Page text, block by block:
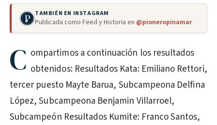
TAMBIÉN EN INSTAGRAM
Publicada como Feed y Historia en @pioneropinamar
C ompartimos a continuación los resultados
obtenidos: Resultados Kata: Emiliano Rettori,
tercer puesto Mayte Barua, Subcampeona Delfina
López, Subcampeona Benjamin Villarroel,
Subcampeón Resultados Kumite: Franco Santos,